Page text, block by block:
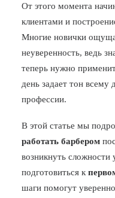
От этого момента
клиентами и
Многие новички
неуверенность, ведь
теперь нужно
день задает тон
профессии.
В этой статье мы
работать барбером
возникнуть сложности
подготовиться к
шаги помогут